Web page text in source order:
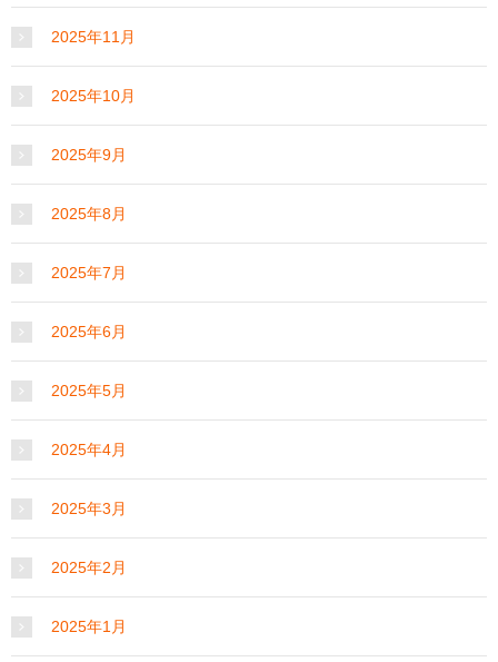
2025年11月
2025年10月
2025年9月
2025年8月
2025年7月
2025年6月
2025年5月
2025年4月
2025年3月
2025年2月
2025年1月